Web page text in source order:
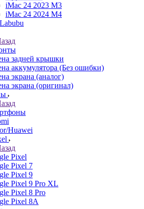
iMac 24 2023 M3
iMac 24 2024 M4
задней крышки
аккумулятора (Без ошибки)
экрана (аналог)
экрана (оригинал)
Huawei
Pixel
Pixel 7
Pixel 9
Pixel 9 Pro XL
Pixel 8 Pro
Pixel 8A